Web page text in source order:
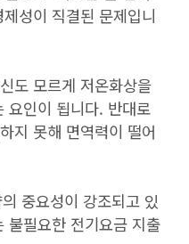
성이 직결된 문제입니
도 모르게 저온화상을
요인이 됩니다. 반대로
지 못해 면역력이 떨어
중요성이 강조되고 있
불필요한 전기요금 지출